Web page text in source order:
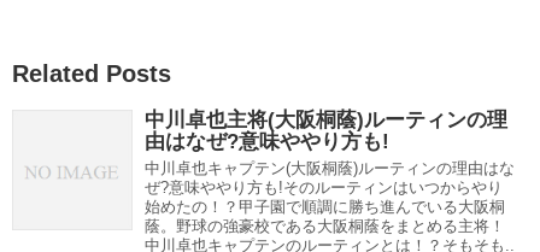
Related Posts
中川卓也主将(大阪桐蔭)ルーティンの理
由はなぜ?意味ややり方も!
中川卓也キャプテン(大阪桐蔭)ルーティンの理由はな
ぜ?意味ややり方も!そのルーティンはいつからやり
始めたの！？甲子園で順調に勝ち進んでいる大阪桐
蔭。野球の強豪校である大阪桐蔭をまとめる主将！
中川卓也キャプテンのルーティンとは！？そもそも..